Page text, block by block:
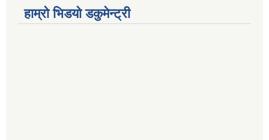
हाम्रो भिडयो डकुमेन्ट्री